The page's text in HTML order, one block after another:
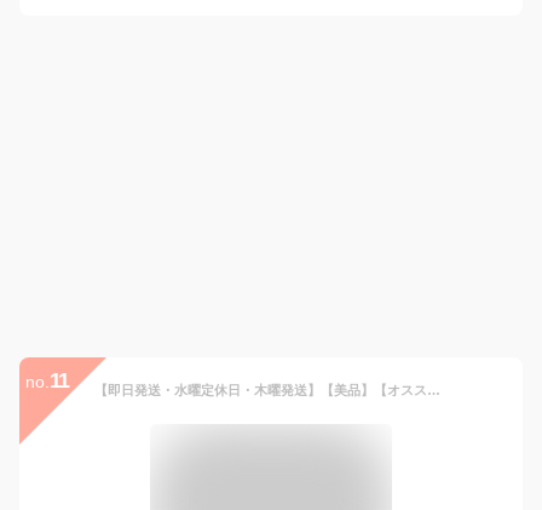
no. 11 【即日発送・水曜定休日・木曜発送】【美品】【オススメ】【11号】【RI】 Cartier （カルティエ） トリニティリング 750WG/PG/YG ブランドジュエリー 指輪 TRINITY RING 3-GOLD 18K B4086100 used:A